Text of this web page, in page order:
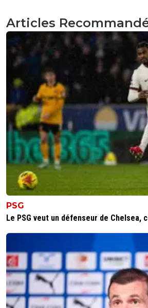
Articles
PSG
Le PSG veut un défenseur de Chelsea,